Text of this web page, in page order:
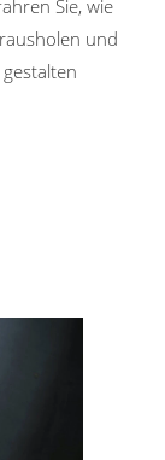
Sie, wie
und